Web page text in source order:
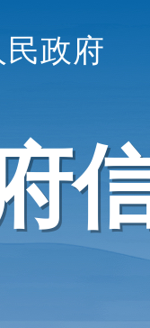
政府